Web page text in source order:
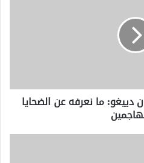
ما نعرفه عن الضحايا